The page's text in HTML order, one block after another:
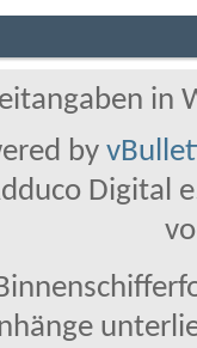
in
by
Digital